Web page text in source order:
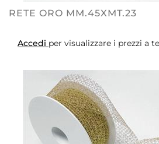
RETE ORO MM.45XMT.23
Accedi per visualizzare i prezzi a